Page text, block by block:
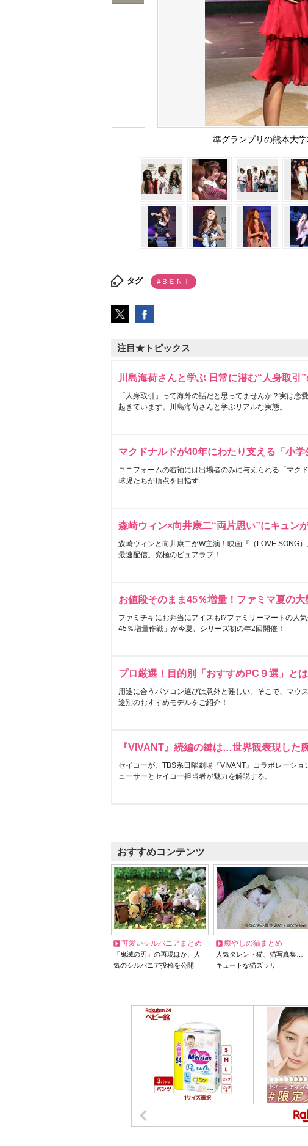
準グランプリの熊本大
タグ #ＢＥＮＩ
注目★トピックス
川島海荷さんと学ぶ 日常に潜む“人身取引
「人身取引」って海外の話だと思ってませんか？実は恋
起きています。川島海荷さんと学ぶリアルな実態。
マクドナルドが40年にわたり支える「小学
ユニフォームの右袖には出場者のみに与えられる「マク
球児たちが頂点を目指す
森崎ウィン×向井康二“両片思い”にキュン
森崎ウィンと向井康二がW主演！映画『（LOVE SONG
最速配信。究極のピュアラブ！
お値段そのまま45％増量！ファミマ夏の大
ファミチキにお弁当にアイスも!?ファミリーマートの人
45％増量作戦」が今夏、シリーズ初の年2回開催！
プロ厳選！目的別「おすすめPC９選」とは
用途に合うパソコン選びは意外と難しい。そこで、マウ
途別のおすすめモデルをご紹介！
『VIVANT』続編の鍵は…世界観表現した
セイコーが、TBS系日曜劇場『VIVANT』コラボレーシ
ューサーとセイコー担当者が魅力を解説する。
おすすめコンテンツ
可愛いシルバニアまとめ
『鬼滅の刃』の再現ほか、人
気のシルバニア投稿を公開
癒やしの猫まとめ
人気タレント猫、猫写真集…
キュートな猫ズラリ